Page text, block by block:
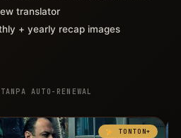
translator
+ yearly recap images
AUTO-RENEWAL
TONTON+